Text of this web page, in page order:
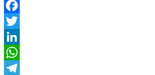
Facebook
Twitter
LinkedIn
WhatsApp